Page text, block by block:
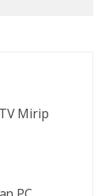
Mirip